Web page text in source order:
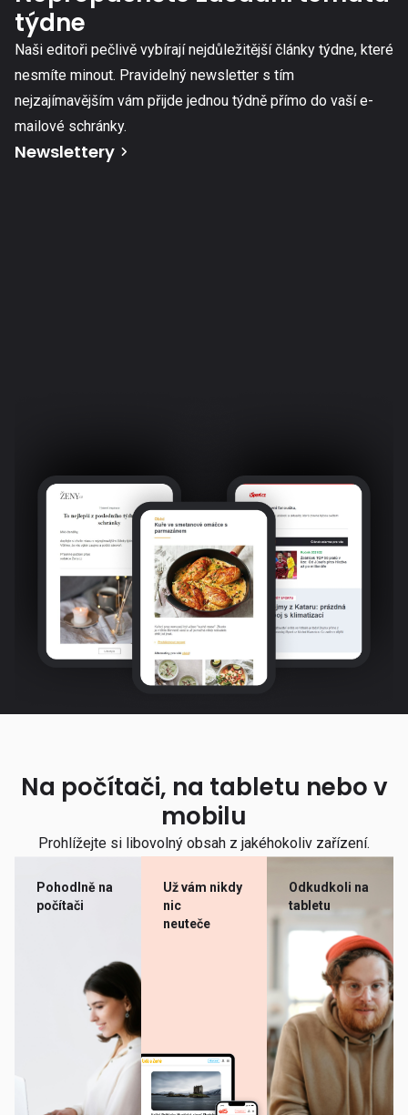
týdne
Naši editoři pečlivě vybírají nejdůležitější články týdne, které
nesmíte minout. Pravidelný newsletter s tím
nejzajímavějším vám přijde jednou týdně přímo do vaší e-
mailové schránky.
Newslettery
Na počítači, na tabletu nebo v
mobilu
Prohlížejte si libovolný obsah z jakéhokoliv zařízení.
Pohodlně na
počítači
Už vám nikdy
nic
neuteče
Odkudkoli na
tabletu